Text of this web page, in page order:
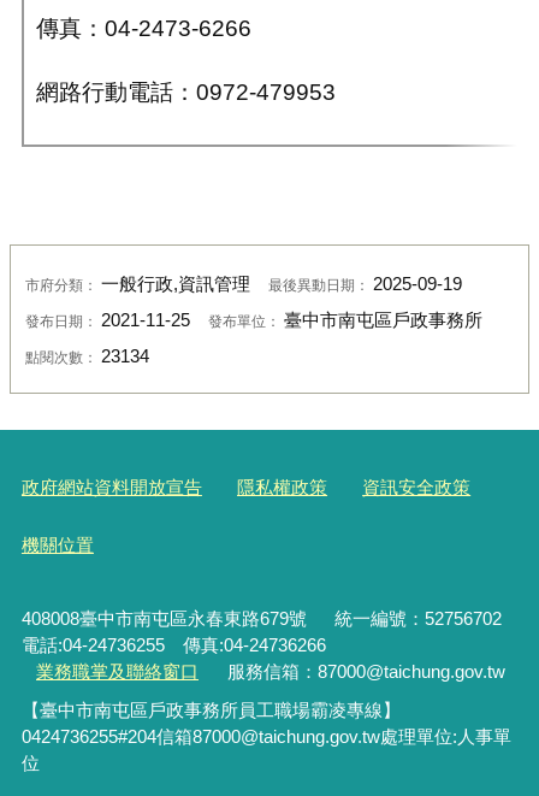
傳真：04-2473-6266
網路行動電話：0972-479953
市府分類： 一般行政,資訊管理 最後異動日期： 2025-09-19
發布日期： 2021-11-25 發布單位： 臺中市南屯區戶政事務所
點閱次數： 23134
政府網站資料開放宣告 隱私權政策 資訊安全政策
機關位置
408008臺中市南屯區永春東路679號 統一編號：52756702
電話:04-24736255 傳真:04-24736266
業務職掌及聯絡窗口
服務信箱：87000@taichung.gov.tw
【臺中市南屯區戶政事務所員工職場霸凌專線】
0424736255#204信箱87000@taichung.gov.tw處理單位: 人事單
位